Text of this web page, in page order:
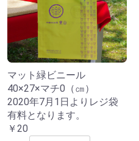
マット緑ビニール
40×27×マチ0（㎝）
2020年7月1日よりレジ袋
有料となります。
￥20